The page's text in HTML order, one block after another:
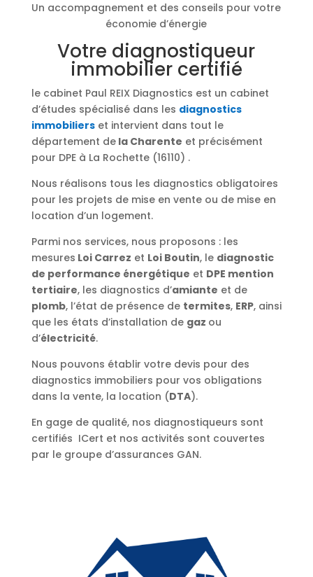
Un accompagnement et des conseils pour votre
économie d’énergie
Votre diagnostiqueur
immobilier certifié
le cabinet Paul REIX Diagnostics est un cabinet
d’études spécialisé dans les diagnostics
immobilierset intervient dans tout le
département dela Charente et précisément
pour DPE à La Rochette (16110) .
Nous réalisons tous les diagnostics obligatoires
pour les projets de mise en vente ou de mise en
location d’un logement.
Parmi nos services, nous proposons : les
mesures Loi Carrez et Loi Boutin, le diagnostic
de performance énergétique et DPE mention
tertiaire, les diagnostics d’amiante et de
plomb, l’état de présence de termites, ERP, ainsi
que les états d’installation de gaz ou
d’électricité.
Nous pouvons établir votre devis pour des
diagnostics immobiliers pour vos obligations
dans la vente, la location (DTA).
En gage de qualité, nos diagnostiqueurs sont
certifiés ICert et nos activités sont couvertes
par le groupe d’assurances GAN.